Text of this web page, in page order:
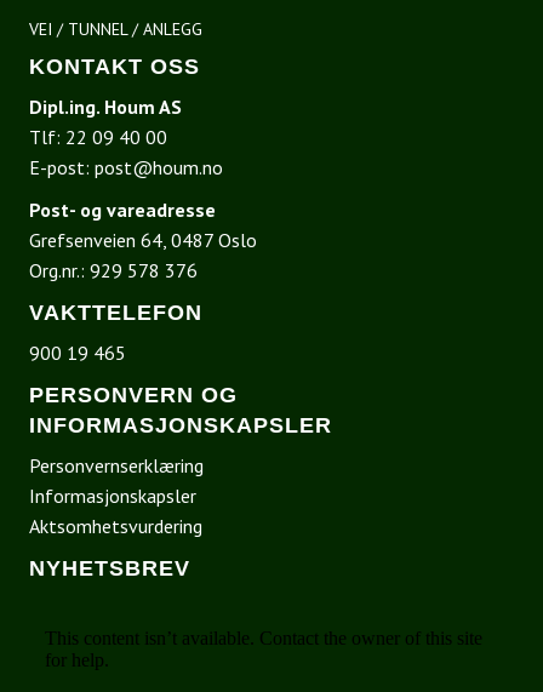
VEI / TUNNEL / ANLEGG
KONTAKT OSS
Dipl.ing. Houm AS
Tlf: 22 09 40 00
E-post: post@houm.no
Post- og vareadresse
Grefsenveien 64, 0487 Oslo
Org.nr.: 929 578 376
VAKTTELEFON
900 19 465
PERSONVERN OG
INFORMASJONSKAPSLER
Personvernserklæring
Informasjonskapsler
Aktsomhetsvurdering
NYHETSBREV